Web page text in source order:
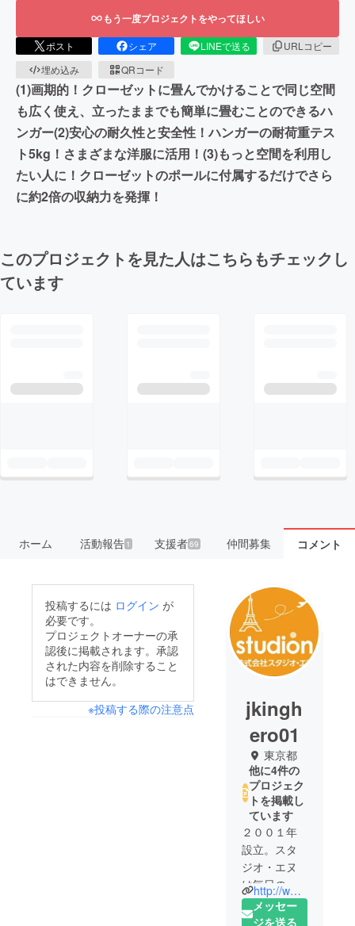
もう一度プロジェクトをやってほしい
ポスト シェア LINEで送る
URLコピー
埋め込み
QRコード
(1)画期的！クローゼットに畳んでかけることで同じ空間
も広く使え、立ったままでも簡単に畳むことのできるハ
ンガー(2)安心の耐久性と安全性！ハンガーの耐荷重テス
ト5kg！さまざまな洋服に活用！(3)もっと空間を利用し
たい人に！クローゼットのポールに付属するだけでさら
に約2倍の収納力を発揮！
このプロジェクトを見た人はこちらもチェックし
ています
ホーム 活動報告1 支援者69 仲間募集 コメント
投稿するには ログイン が
必要です。
プロジェクトオーナーの承
認後に掲載されます。承認
された内容を削除すること
はできません。
※投稿する際の注意点
jkingh
ero01
東京都
他に4件の
プロジェク
トを掲載し
ています
２００１年
設立。スタ
ジオ・エヌ
は毎日の生
活にスパイ
ス（ちょい
http://www.studio-n.co.jp/
メッセー
ジを送る